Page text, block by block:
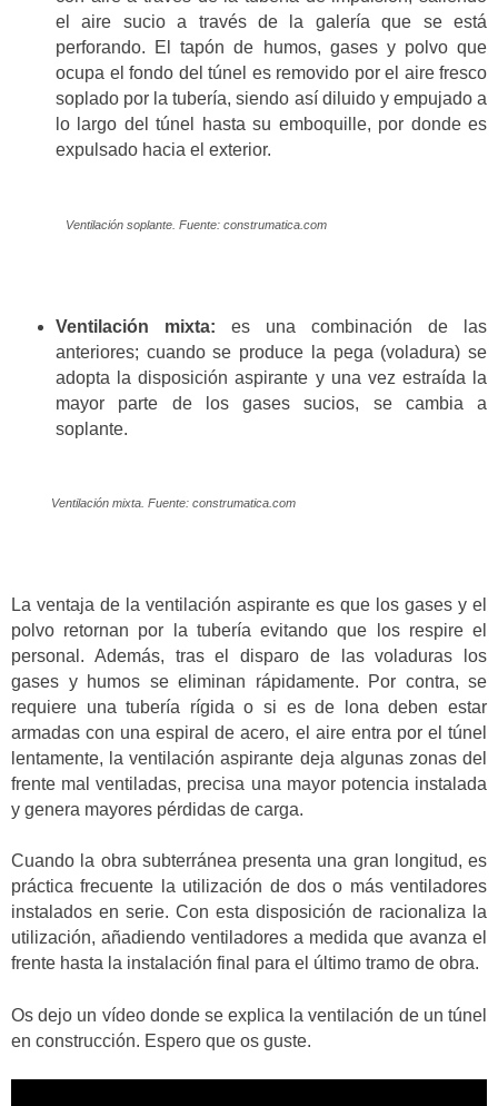
el aire sucio a través de la galería que se está
perforando. El tapón de humos, gases y polvo que
ocupa el fondo del túnel es removido por el aire fresco
soplado por la tubería, siendo así diluido y empujado a
lo largo del túnel hasta su emboquille, por donde es
expulsado hacia el exterior.
Ventilación soplante. Fuente: construmatica.com
Ventilación mixta: es una combinación de las
anteriores; cuando se produce la pega (voladura) se
adopta la disposición aspirante y una vez estraída la
mayor parte de los gases sucios, se cambia a
soplante.
Ventilación mixta. Fuente: construmatica.com
La ventaja de la ventilación aspirante es que los gases y el
polvo retornan por la tubería evitando que los respire el
personal. Además, tras el disparo de las voladuras los
gases y humos se eliminan rápidamente. Por contra, se
requiere una tubería rígida o si es de lona deben estar
armadas con una espiral de acero, el aire entra por el túnel
lentamente, la ventilación aspirante deja algunas zonas del
frente mal ventiladas, precisa una mayor potencia instalada
y genera mayores pérdidas de carga.
Cuando la obra subterránea presenta una gran longitud, es
práctica frecuente la utilización de dos o más ventiladores
instalados en serie. Con esta disposición de racionaliza la
utilización, añadiendo ventiladores a medida que avanza el
frente hasta la instalación final para el último tramo de obra.
Os dejo un vídeo donde se explica la ventilación de un túnel
en construcción. Espero que os guste.